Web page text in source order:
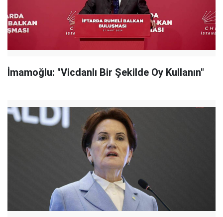
İmamoğlu: "Vicdanlı Bir Şekilde Oy Kullanın"